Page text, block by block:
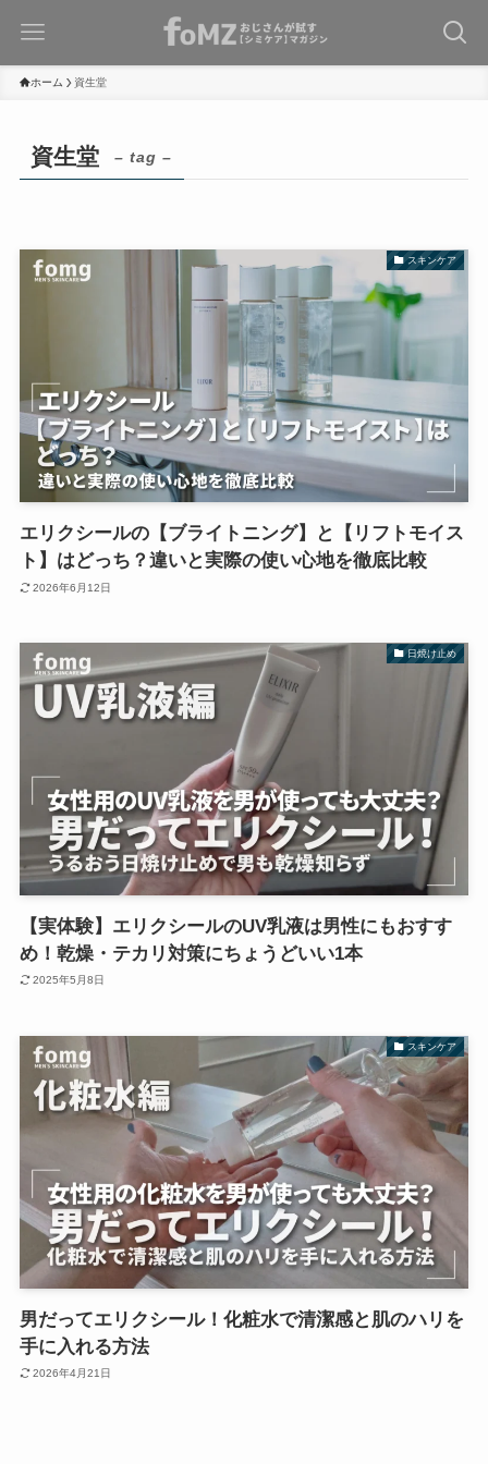
ホーム 資生堂
資生堂 – tag –
スキンケア
エリクシールの【ブライトニング】と【リフトモイス
ト】はどっち？違いと実際の使い心地を徹底比較
2026年6月12日
日焼け止め
【実体験】エリクシールのUV乳液は男性にもおすす
め！乾燥・テカリ対策にちょうどいい1本
2025年5月8日
スキンケア
男だってエリクシール！化粧水で清潔感と肌のハリを
手に入れる方法
2026年4月21日